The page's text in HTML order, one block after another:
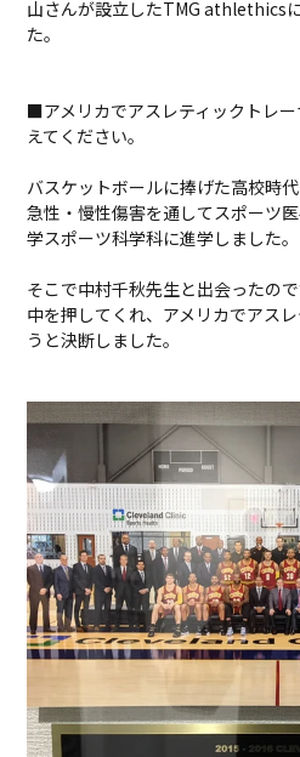
山さんが設立したTMG athlethics
た。
■アメリカでアスレティックトレ
えてください。
バスケットボールに捧げた高校時
急性・慢性傷害を通してスポーツ
学スポーツ科学科に進学しました。
そこで中村千秋先生と出会ったの
中を押してくれ、アメリカでアス
うと決断しました。